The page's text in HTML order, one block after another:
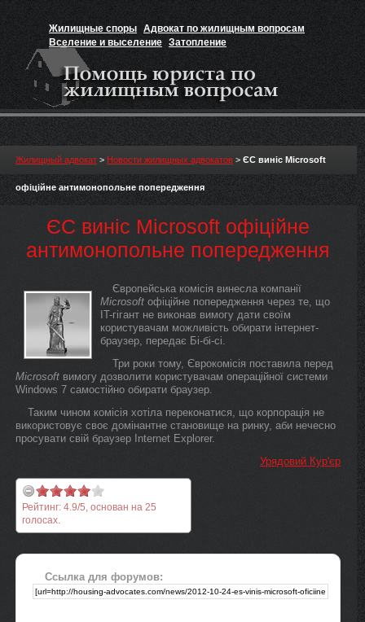
Жилищные споры Адвокат по жилищным вопросам
Вселение и выселение Затопление
Признание прав на жильё
Жилищный адвокат > Новости жилищных адвокатов > ЄС виніс Microsoft
офіційне антимонопольне попередження
ЄС виніс Microsoft офіційне
антимонопольне попередження
Європейська комісія винесла компанії
Microsoft офіційне попередження через те, що
IT-гігант не виконав вимогу дати своїм
користувачам можливість обирати інтернет-
браузер, передає Бі-бі-сі.
Три роки тому, Єврокомісія поставила перед
Microsoft вимогу дозволити користувачам операційної системи
Windows 7 самостійно обирати браузер.
Таким чином комісія хотіла переконатися, що корпорація не
використовує своє домінантне становище на ринку, аби нечесно
просувати свій браузер Internet Explorer.
Урядовий Кур'єр
Рейтинг: 4.9/5, основан на 25
голосах.
Ссылка для форумов: